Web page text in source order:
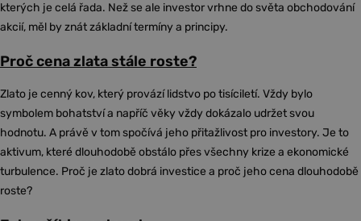
kterých je celá řada. Než se ale investor vrhne do světa obchodování
akcií, měl by znát základní termíny a principy.
Proč cena zlata stále roste?
Zlato je cenný kov, který provází lidstvo po tisíciletí. Vždy bylo
symbolem bohatství a napříč věky vždy dokázalo udržet svou
hodnotu. A právě v tom spočívá jeho přitažlivost pro investory. Je to
aktivum, které dlouhodobě obstálo přes všechny krize a ekonomické
turbulence. Proč je zlato dobrá investice a proč jeho cena dlouhodobě
roste?